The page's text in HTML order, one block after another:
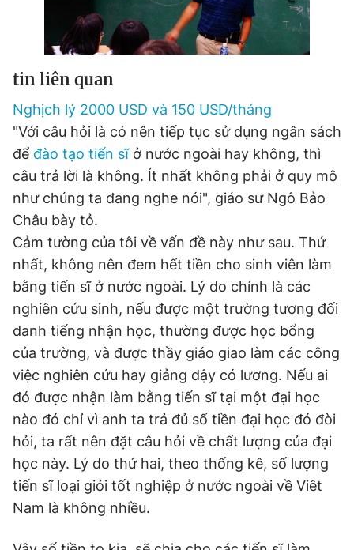
tin liên quan
Nghịch lý 2000 USD và 150 USD/tháng
"Với câu hỏi là có nên tiếp tục sử dụng ngân sách
để đào tạo tiến sĩở nước ngoài hay không, thì
câu trả lời là không. Ít nhất không phải ở quy mô
như chúng ta đang nghe nói", giáo sư Ngô Bảo
Châu bày tỏ.
Cảm tường của tôi về vấn đề này như sau. Thứ
nhất, không nên đem hết tiền cho sinh viên làm
bằng tiến sĩ ở nước ngoài. Lý do chính là các
nghiên cứu sinh, nếu được một trường tương đối
danh tiếng nhận học, thường được học bổng
của trường, và được thầy giáo giao làm các công
việc nghiên cứu hay giảng dậy có lương. Nếu ai
đó được nhận làm bằng tiến sĩ tại một đại học
nào đó chỉ vì anh ta trả đủ số tiền đại học đó đòi
hỏi, ta rất nên đặt câu hỏi về chất lượng của đại
học này. Lý do thứ hai, theo thống kê, số lượng
tiến sĩ loại giỏi tốt nghiệp ở nước ngoài về Viêt
Nam là không nhiều.